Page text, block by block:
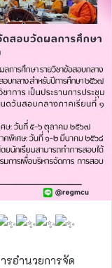
อำนวยการจัด